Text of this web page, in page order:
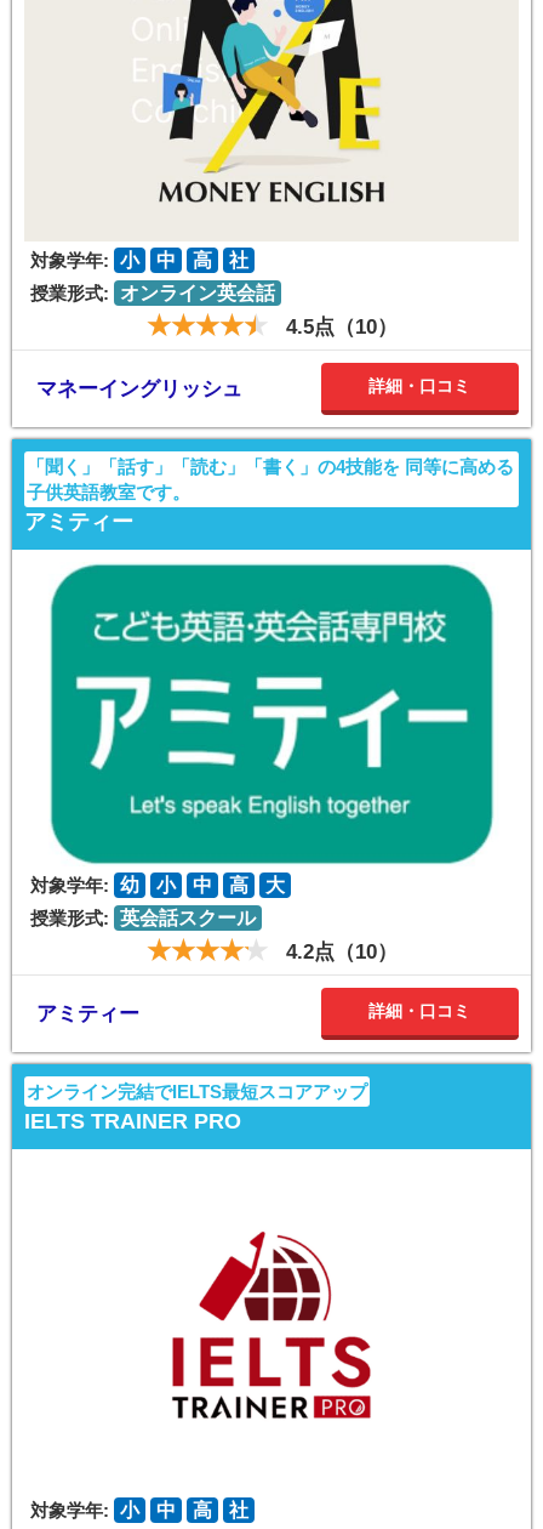
対象学年: 小 中 高
社
授業形式:
オンライン英会話
4.5点（10）
マネーイングリッシュ 詳細・口コミ
「聞く」「話す」「読む」「書く」の4技能を 同等に高める
子供英語教室です。
アミティー
対象学年: 幼 小 中 高
大
授業形式: 英会話スクール
4.2点（10）
アミティー 詳細・口コミ
オンライン完結でIELTS最短スコアアップ
IELTS TRAINER PRO
対象学年: 小 中 高
社